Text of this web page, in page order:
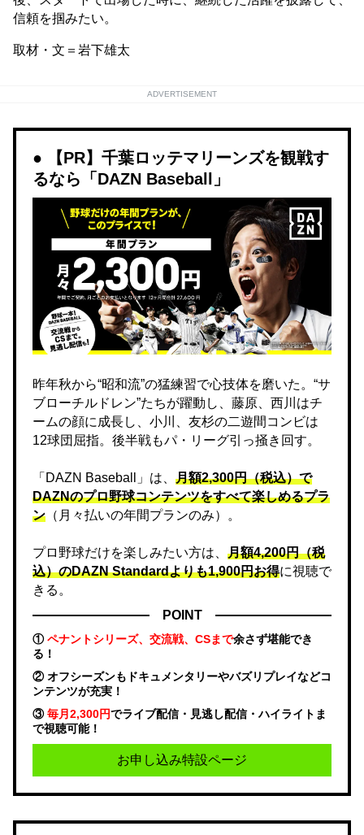
信頼を掴みたい。
取材・文＝岩下雄太
ADVERTISEMENT
【PR】千葉ロッテマリーンズを観戦す
るなら「DAZN Baseball」
昨年秋から“昭和流”の猛練習で心技体を磨いた。“サ
ブローチルドレン”たちが躍動し、藤原、西川はチ
ームの顔に成長し、小川、友杉の二遊間コンビは
12球団屈指。後半戦もパ・リーグ引っ掻き回す。
「DAZN Baseball」は、 月額2,300円（税込）で
DAZNのプロ野球コンテンツをすべて楽しめるプラ
ン （月々払いの年間プランのみ）。
プロ野球だけを楽しみたい方は、 月額4,200円（税
込）のDAZN Standard​よりも1,900円お得に視聴で
きる。
POINT
①ペナントシリーズ、交流戦、CSまで余さず堪能でき
る！
② オフシーズンもドキュメンタリーやバズリプレイなどコ
ンテンツが充実！
③毎月2,300円でライブ配信・見逃し配信・ハイライトま
で視聴可能！
お申し込み特設ページ